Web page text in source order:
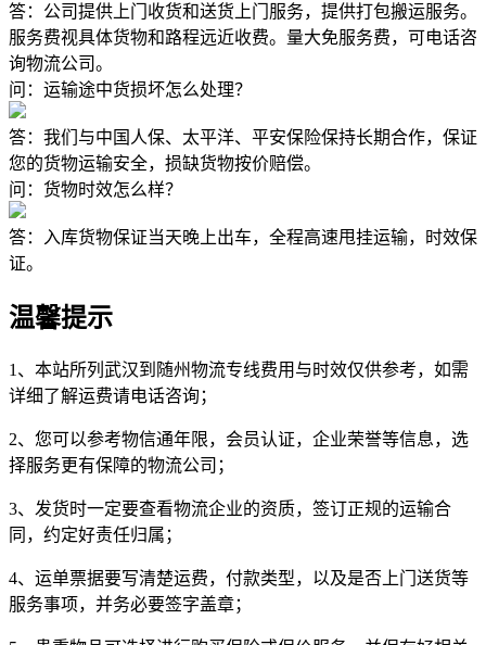
答：公司提供上门收货和送货上门服务，提供打包搬运服务。
服务费视具体货物和路程远近收费。量大免服务费，可电话咨
询物流公司。
问：运输途中货损坏怎么处理？
答：我们与中国人保、太平洋、平安保险保持长期合作，保证
您的货物运输安全，损缺货物按价赔偿。
问：货物时效怎么样？
答：入库货物保证当天晚上出车，全程高速甩挂运输，时效保
证。
温馨提示
1、本站所列武汉到随州物流专线费用与时效仅供参考，如需
详细了解运费请电话咨询；
2、您可以参考物信通年限，会员认证，企业荣誉等信息，选
择服务更有保障的物流公司；
3、发货时一定要查看物流企业的资质，签订正规的运输合
同，约定好责任归属；
4、运单票据要写清楚运费，付款类型，以及是否上门送货等
服务事项，并务必要签字盖章；